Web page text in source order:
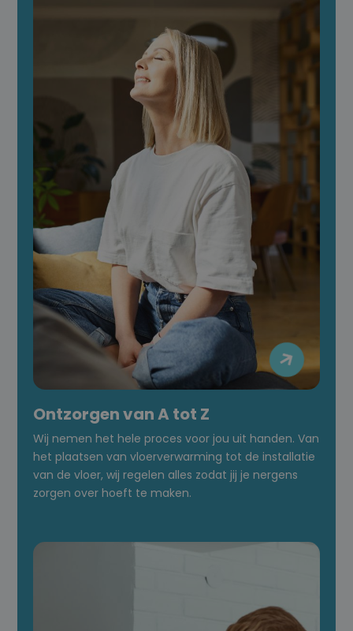

Ontzorgen van A tot Z
Wij nemen het hele proces voor jou uit handen. Van
het plaatsen van vloerverwarming tot de installatie
van de vloer, wij regelen alles zodat jij je nergens
zorgen over hoeft te maken.